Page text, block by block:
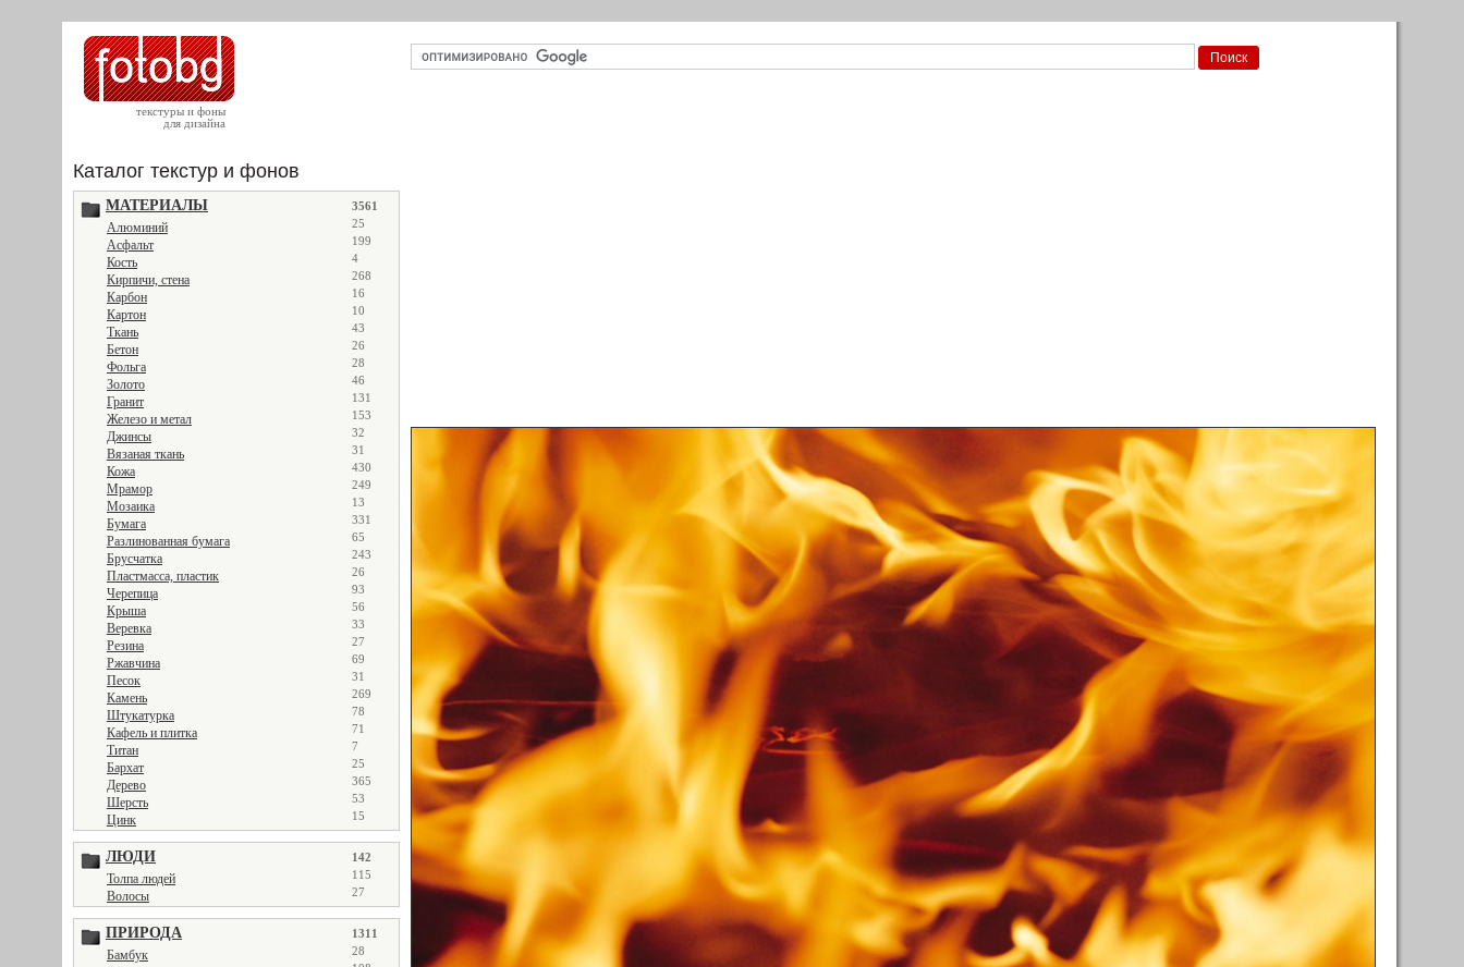
текстуры и фоны
для дизайна
Каталог текстур и фонов
МАТЕРИАЛЫ 3561
Алюминий 25
Асфальт 199
Кость 4
Кирпичи, стена 268
Карбон 16
Картон 10
Ткань 43
Бетон 26
Фольга 28
Золото 46
Гранит 131
Железо и метал 153
Джинсы 32
Вязаная ткань 31
Кожа 430
Мрамор 249
Мозаика 13
Бумага 331
Разлинованная бумага 65
Брусчатка 243
Пластмасса, пластик 26
Черепица 93
Крыша 56
Веревка 33
Резина 27
Ржавчина 69
Песок 31
Камень 269
Штукатурка 78
Кафель и плитка 71
Титан 7
Бархат 25
Дерево 365
Шерсть 53
Цинк 15
ЛЮДИ 142
Толпа людей 115
Волосы 27
ПРИРОДА 1311
Бамбук 28